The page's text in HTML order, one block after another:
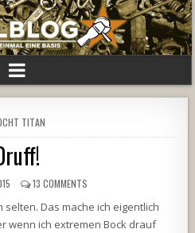
TITAN
13 COMMENTS
Das mache ich eigentlich
wenn ich extremen Bock drauf